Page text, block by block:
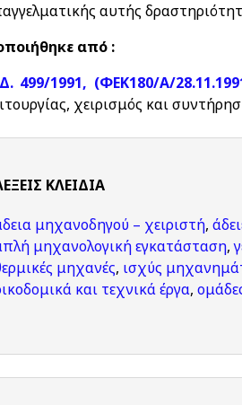
αυτής
από :
499/1991, (ΦΕΚ180/Α/
χειρισμός και
KΛΕΙΔΙΆ
μηχανοδηγού – χειριστή,
μηχανολογική εγκατάσταση,
μηχανές, ισχύς
και τεχνικά έργα,